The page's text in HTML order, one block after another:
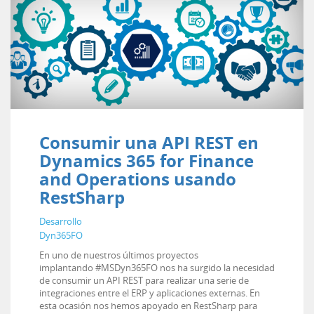
Consumir una API REST en
Dynamics 365 for Finance
and Operations usando
RestSharp
Desarrollo
Dyn365FO
En uno de nuestros últimos proyectos
implantando #MSDyn365FO nos ha surgido la necesidad
de consumir un API REST para realizar una serie de
integraciones entre el ERP y aplicaciones externas. En
esta ocasión nos hemos apoyado en RestSharp para